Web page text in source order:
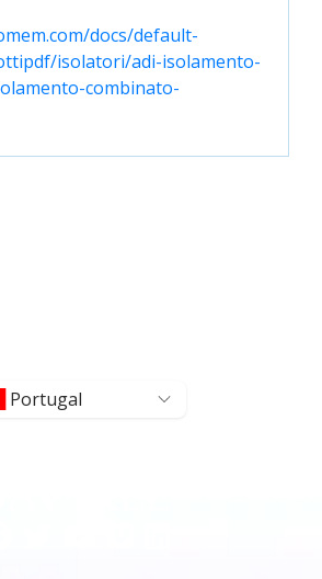
docs/default-
isolatori/adi-isolamento-
combinato-
Portugal